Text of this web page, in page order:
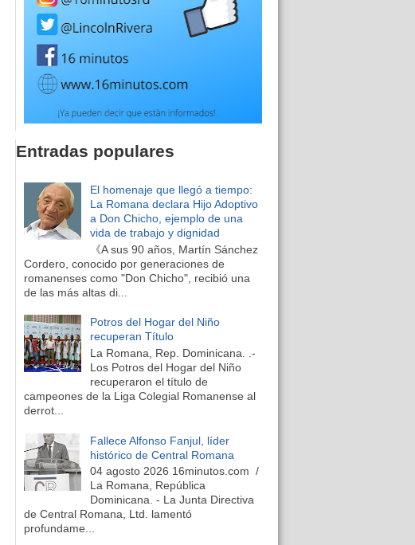
Entradas populares
El homenaje que llegó a tiempo:
La Romana declara Hijo Adoptivo
a Don Chicho, ejemplo de una
vida de trabajo y dignidad
《A sus 90 años, Martín Sánchez
Cordero, conocido por generaciones de
romanenses como "Don Chicho", recibió una
de las más altas di...
Potros del Hogar del Niño
recuperan Título
La Romana, Rep. Dominicana. .-
Los Potros del Hogar del Niño
recuperaron el título de
campeones de la Liga Colegial Romanense al
derrot...
Fallece Alfonso Fanjul, líder
histórico de Central Romana
04 agosto 2026 16minutos.com /
La Romana, República
Dominicana. - La Junta Directiva
de Central Romana, Ltd. lamentó
profundame...